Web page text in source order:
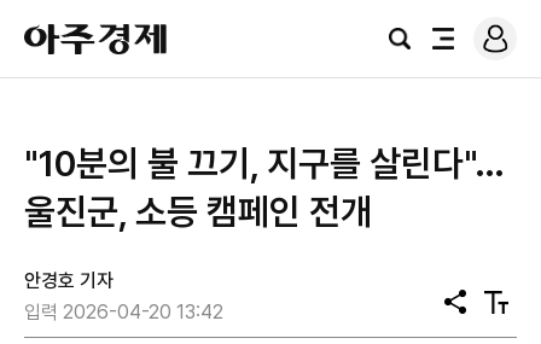
아
주
경
검
전
로
그
"10분의 불 끄기, 지구를 살린다"…
울진군, 소등 캠페인 전개
안경호 기자
입력 2026-04-20 13:42
공
유
텍
스